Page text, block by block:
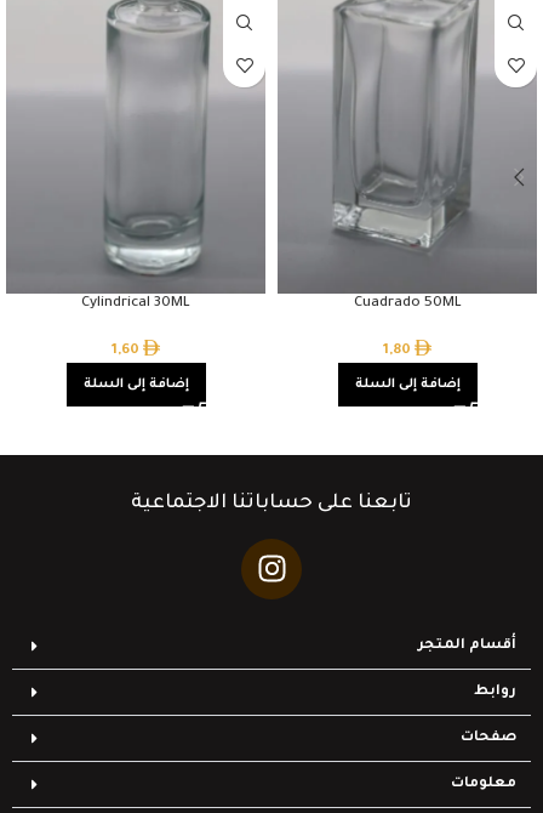
Cuadrado 50ML
1,80
إضافة إلى السلة
Cylindrical 30ML
1,60
إضافة إلى السلة
تابعنا على حساباتنا الاجتماعية
أقسام المتجر
روابط
صفحات
معلومات